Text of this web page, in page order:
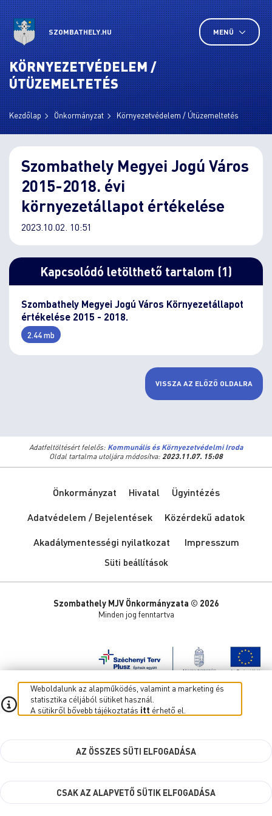
SZOMBATHELY.HU MENÜ
KÖRNYEZETVÉDELEM /
ÚTÜZEMELTETÉS
Kezdőlap Önkormányzat Környezetvédelem / Útüzemeltetés
Szombathely Megyei Jogú Város
2015-2018. évi
környezetállapot értékelése
2023.10.02. 10:51
Kapcsolódó letölthető tartalom (1)
Szombathely Megyei Jogú Város Környezetállapot
értékelése 2015 - 2018.
2.44 mb
VISSZA AZ ELŐZŐ OLDALRA
Adatfeltöltésért felelős: Kommunális és Környezetvédelmi Iroda
Oldal tartalma utoljára módosítva: 2023.11.07. 15:08
Önkormányzat Hivatal
Ügyintézés
Adatvédelem / Bejelentések
Közérdekű adatok
Akadálymentességi nyilatkozat
Impresszum
Süti beállítások
Szombathely MJV Önkormányzata © 2026
Minden jog fenntartva
Weboldalunk az alapműködés, valamint a marketing és
statisztika céljából sütiket használ.
A sütikről bővebb tájékoztatás itt érhető el.
AZ ÖSSZES SÜTI ELFOGADÁSA
CSAK AZ ALAPVETŐ SÜTIK ELFOGADÁSA